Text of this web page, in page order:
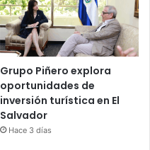
Grupo Piñero explora
oportunidades de
inversión turística en El
Salvador
Hace 3 días